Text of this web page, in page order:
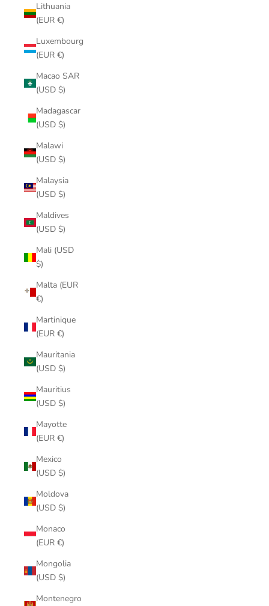
Lithuania
(EUR €)
Luxembourg
(EUR €)
Macao SAR
(USD $)
Madagascar
(USD $)
Malawi
(USD $)
Malaysia
(USD $)
Maldives
(USD $)
Mali (USD
$)
Malta (EUR
€)
Martinique
(EUR €)
Mauritania
(USD $)
Mauritius
(USD $)
Mayotte
(EUR €)
Mexico
(USD $)
Moldova
(USD $)
Monaco
(EUR €)
Mongolia
(USD $)
Montenegro